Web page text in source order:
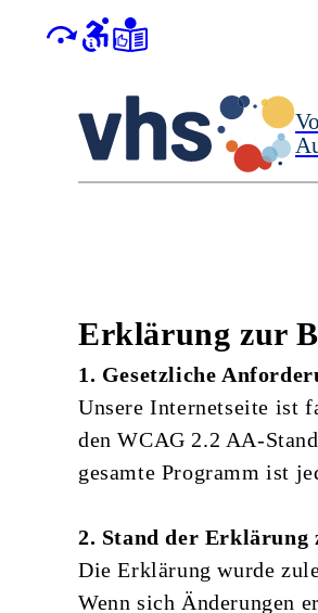
Erklärung zur
1. Gesetzliche
Unsere Internetseite ist
den WCAG 2.2 AA-
gesamte Programm ist
2. Stand der
Die Erklärung wurde
Wenn sich Änderungen